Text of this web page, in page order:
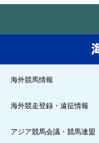
海外競馬情報
海外競走登録・遠征情報
アジア競馬会議・競馬連盟